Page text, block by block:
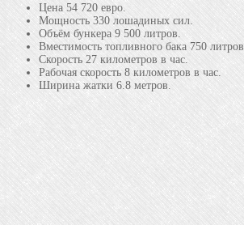
Цена 54 720 евро.
Мощность 330 лошадиных сил.
Объём бункера 9 500 литров.
Вместимость топливного бака 750 литров.
Скорость 27 километров в час.
Рабочая скорость 8 километров в час.
Ширина жатки 6.8 метров.